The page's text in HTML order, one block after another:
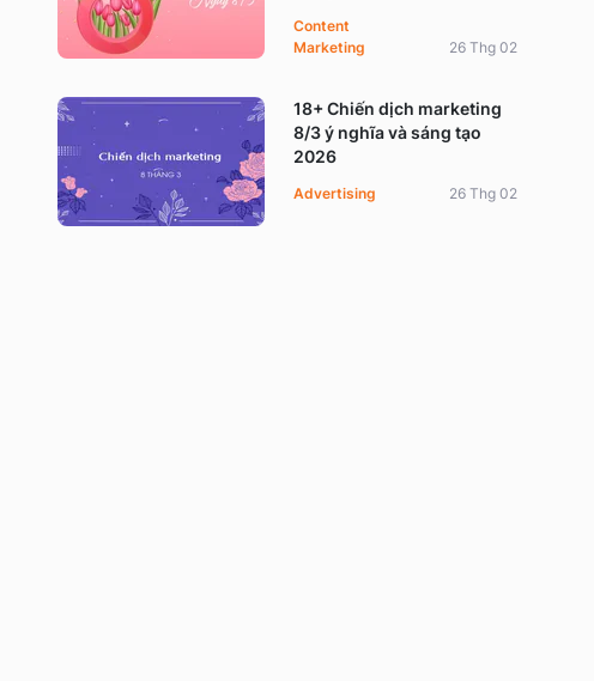
Content
Marketing
26 Thg 02
18+ Chiến dịch marketing
8/3 ý nghĩa và sáng tạo
2026
Advertising 26 Thg 02